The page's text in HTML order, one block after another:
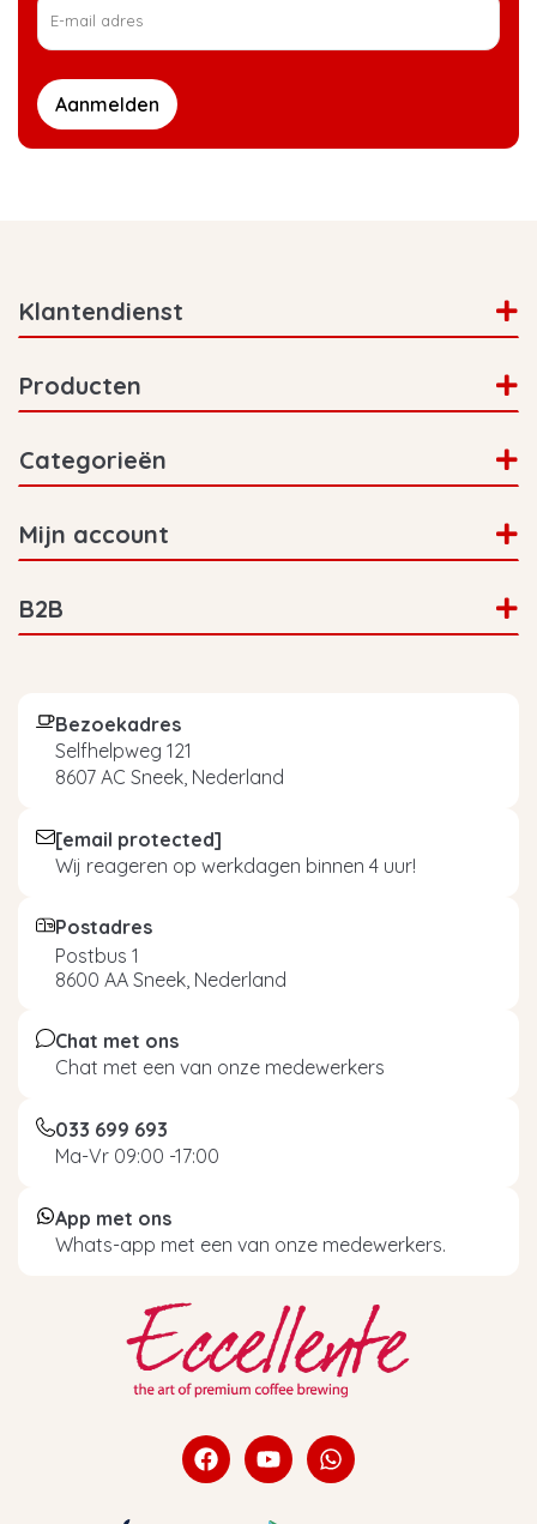
Aanmelden
Klantendienst
Producten
Categorieën
Mijn account
B2B
Bezoekadres
Selfhelpweg 121
8607 AC Sneek, Nederland
[email protected]
Wij reageren op werkdagen binnen 4 uur!
Postadres
Postbus 1
8600 AA Sneek, Nederland
Chat met ons
Chat met een van onze medewerkers
033 699 693
Ma-Vr 09:00 -17:00
App met ons
Whats-app met een van onze medewerkers.